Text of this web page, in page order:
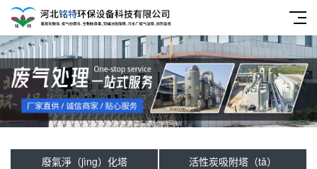
廢氣淨（jìng）化塔
活性炭吸附塔（tǎ）